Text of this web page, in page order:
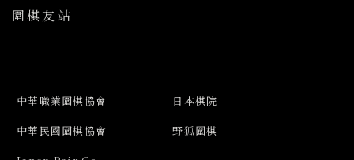
圍棋友站
中華職業圍棋協會
日本棋院
中華民國圍棋協會
野狐圍棋